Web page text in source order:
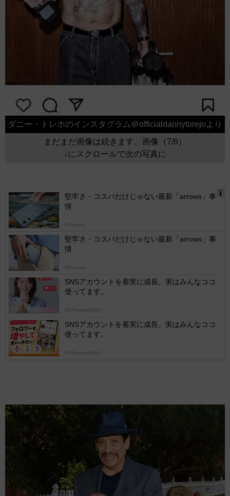
ダニー・トレホのインスタグラム＠officialdannytorejoより
まだまだ画像は続きます。画像（7/8）
↓にスクロールで次の写真に
堅牢さ・コスパだけじゃない最新「arrows」事
情
PR(arrows)
堅牢さ・コスパだけじゃない最新「arrows」事
情
PR(arrows)
SNSアカウントを着実に成長。実はみんなココ
使ってます。
PR(Dreaw合同会社)
SNSアカウントを着実に成長。実はみんなココ
使ってます。
PR(Dreaw合同会社)